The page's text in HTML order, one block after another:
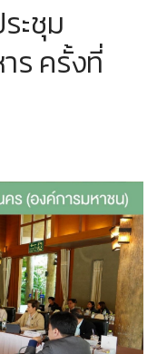
ะชุม
ร ครั้งที่